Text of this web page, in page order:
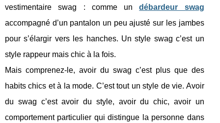
vestimentaire swag : comme undébardeur swag
accompagné d’un pantalon un peu ajusté sur les jambes
pour s’élargir vers les hanches. Un style swag c’est un
style rappeur mais chic à la fois.
Mais comprenez-le, avoir du swag c’est plus que des
habits chics et à la mode. C’est tout un style de vie. Avoir
du swag c’est avoir du style, avoir du chic, avoir un
comportement particulier qui distingue la personne dans